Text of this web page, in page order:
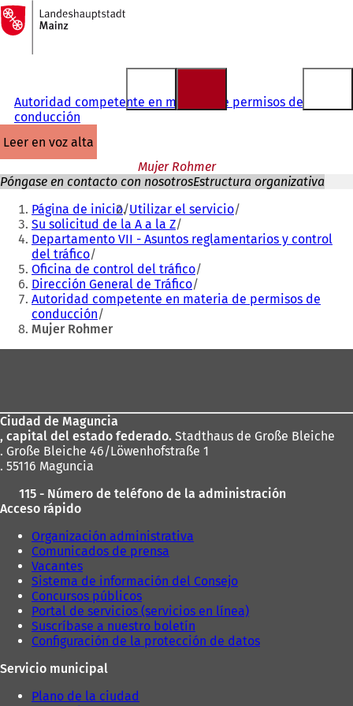
Saltar al contenido
A
la
página
Autoridad competente en materia de permisos de
conducción
leer en voz alta
Mujer Rohmer
Póngase en contacto con nosotrosEstructura organizativa
Estás
aquí:
Página de inicio Utilizar el servicio
Su solicitud de la A a la Z
Departamento VII - Asuntos reglamentarios y control
del tráfico
Oficina de control del tráfico
Dirección General de Tráfico
Autoridad competente en materia de permisos de
conducción
Mujer Rohmer
pies
Ciudad de Maguncia
, capital del estado federado. Stadthaus de Große Bleiche
. Große Bleiche 46/Löwenhofstraße 1
. 55116 Maguncia
115 - Número de teléfono de la administración
Acceso rápido
Organización administrativa
Comunicados de prensa
Vacantes
Sistema de información del Consejo
Concursos públicos
Portal de servicios (servicios en línea)
Suscríbase a nuestro boletín
Configuración de la protección de datos
Servicio municipal
Plano de la ciudad